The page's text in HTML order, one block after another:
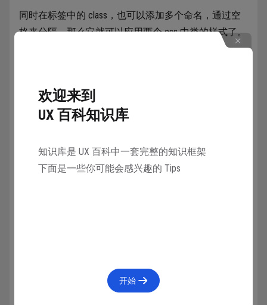
同时在标签中的 class，也可以添加多个命名，通过空
格来分隔，那么它就可以应用两个 css 中类的样式了。
进行说明的。
象不同的状态直接通过伪类进行选择。
欢迎来到
UX 百科知识库
知识库是 UX 百科中一套完整的知识框架
下面是一些你可能会感兴趣的 Tips
开始